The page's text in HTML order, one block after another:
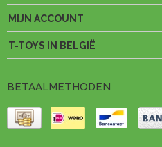
MIJN ACCOUNT
T-TOYS IN BELGIË
BETAALMETHODEN